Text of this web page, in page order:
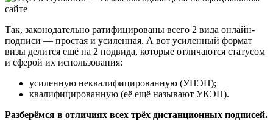
Так, законодательно ратифицированы всего 2 вида онлайн-
подписи — простая и усиленная. А вот усиленный формат
визы делится ещё на 2 подвида, которые отличаются статусом
и сферой их использования:
усиленную неквалифицированную (УНЭП);
квалифицированную (её ещё называют УКЭП).
Разберёмся в отличиях всех трёх дистанционных подписей.